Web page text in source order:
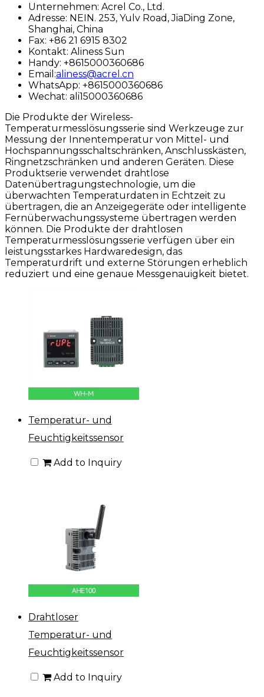
Unternehmen: Acrel Co., Ltd.
Adresse: NEIN. 253, Yulv Road, JiaDing Zone,
Shanghai, China
Fax: +86 21 6915 8302
Kontakt: Aliness Sun
Handy: +8615000360686
Email:aliness@acrel.cn
WhatsApp: +8615000360686
Wechat: ali15000360686
Die Produkte der Wireless-
Temperaturmesslösungsserie sind Werkzeuge zur
Messung der Innentemperatur von Mittel- und
Hochspannungsschaltschränken, Anschlusskästen,
Ringnetzschränken und anderen Geräten. Diese
Produktserie verwendet drahtlose
Datenübertragungstechnologie, um die
überwachten Temperaturdaten in Echtzeit zu
übertragen, die an Anzeigegeräte oder intelligente
Fernüberwachungssysteme übertragen werden
können. Die Produkte der drahtlosen
Temperaturmesslösungsserie verfügen über ein
leistungsstarkes Hardwaredesign, das
Temperaturdrift und externe Störungen erheblich
reduziert und eine genaue Messgenauigkeit bietet.
Temperatur- und
Feuchtigkeitssensor
Add to Inquiry
Drahtloser
Temperatur- und
Feuchtigkeitssensor
Add to Inquiry